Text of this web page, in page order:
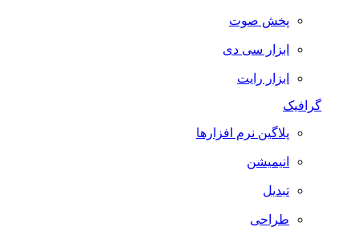
پخش صوت
ابزار سی دی
ابزار رایت
گرافیک
پلاگین نرم افزارها
انیمیشن
تبدیل
طراحی